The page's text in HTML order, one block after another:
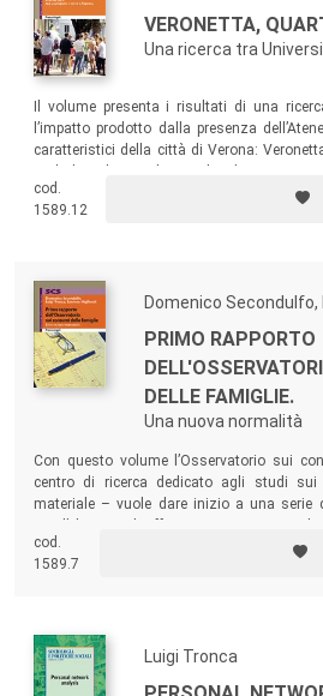
VERONETTA,
Una ricerca tra
Il volume presenta i risultati di una
l’impatto prodotto dalla presenza
caratteristici della città di Verona:
cercare di comprendere questo spaccato di
contesto della città scaligera.
cod.
1589.12
Domenico Secondulfo,
PRIMO RAPPORTO
DELLE FAMIGLIE.
Una nuova normalità
Con questo volume l’Osservatorio sui
centro di ricerca dedicato agli studi
materiale – vuole dare inizio a una serie
familiari di acquisto ed uso di tipo generale.
cod.
1589.7
Luigi Tronca